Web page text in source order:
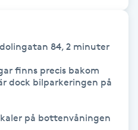
84, 2 minuter
finns precis bakom
dock bilparkeringen på
på bottenvåningen